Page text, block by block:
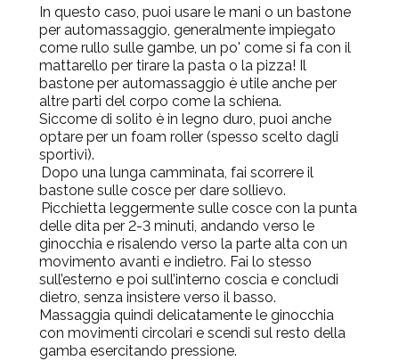
In questo caso, puoi usare le mani o un bastone
per automassaggio, generalmente impiegato
come rullo sulle gambe, un po' come si fa con il
mattarello per tirare la pasta o la pizza! Il
bastone per automassaggio è utile anche per
altre parti del corpo come la schiena.
Siccome di solito è in legno duro, puoi anche
optare per un foam roller (spesso scelto dagli
sportivi).
Dopo una lunga camminata, fai scorrere il
bastone sulle cosce per dare sollievo.
Picchietta leggermente sulle cosce con la punta
delle dita per 2-3 minuti, andando verso le
ginocchia e risalendo verso la parte alta con un
movimento avanti e indietro. Fai lo stesso
sull’esterno e poi sull’interno coscia e concludi
dietro, senza insistere verso il basso.
Massaggia quindi delicatamente le ginocchia
con movimenti circolari e scendi sul resto della
gamba esercitando pressione.